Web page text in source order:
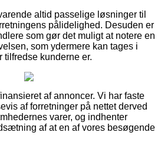
altid passelige løsninger til
pålidelighed. Desuden er
som gør det muligt at notere en
som ydermere kan tages i
tilfredse kunderne er.
af annoncer. Vi har faste
af forretninger på nettet derved
varer, og indhenter
af at en af vores besøgende